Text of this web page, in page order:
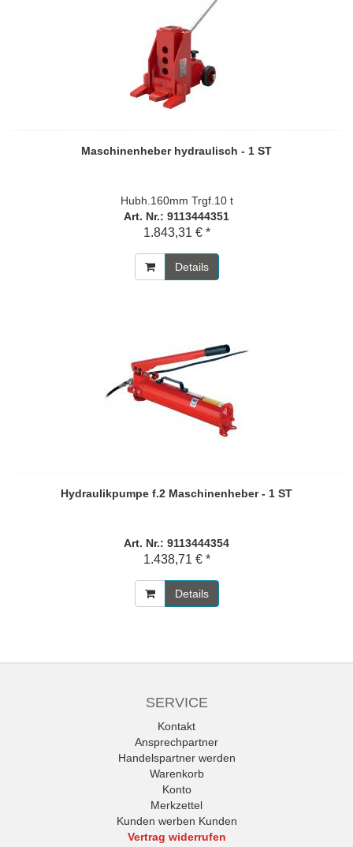
Maschinenheber hydraulisch - 1 ST
Hubh.160mm Trgf.10 t
Art. Nr.: 9113444351
1.843,31 € *
Details
Hydraulikpumpe f.2 Maschinenheber - 1 ST
Art. Nr.: 9113444354
1.438,71 € *
Details
SERVICE
Kontakt
Ansprechpartner
Handelspartner werden
Warenkorb
Konto
Merkzettel
Kunden werben Kunden
Vertrag widerrufen